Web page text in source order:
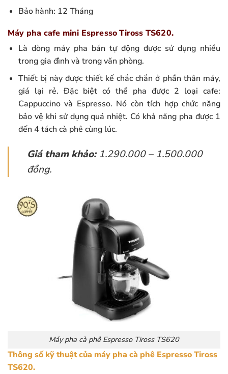
Bảo hành: 12 Tháng
Máy pha cafe mini Espresso Tiross TS620.
Là dòng máy pha bán tự động được sử dụng nhiều
trong gia đình và trong văn phòng.
Thiết bị này được thiết kế chắc chắn ở phần thân máy,
giá lại rẻ. Đặc biệt có thể pha được 2 loại cafe:
Cappuccino và Espresso. Nó còn tích hợp chức năng
bảo vệ khi sử dụng quá nhiệt. Có khả năng pha được 1
đến 4 tách cà phê cùng lúc.
Giá tham khảo:1.290.000 – 1.500.000
đồng.
Máy pha cà phê Espresso Tiross TS620
Thông số kỹ thuật của máy pha cà phê Espresso Tiross
TS620.